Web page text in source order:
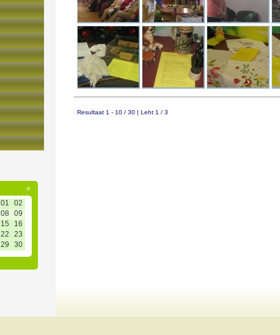
»
01
02
08 09
15
16
22
23
29
30
Resultaat 1 - 10 / 30 | Leht 1 / 3